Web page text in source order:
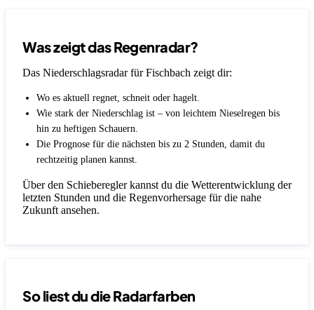
Was zeigt das Regenradar?
Das Niederschlagsradar für Fischbach zeigt dir:
Wo es aktuell regnet, schneit oder hagelt.
Wie stark der Niederschlag ist – von leichtem Nieselregen bis
hin zu heftigen Schauern.
Die Prognose für die nächsten bis zu 2 Stunden, damit du
rechtzeitig planen kannst.
Über den Schieberegler kannst du die Wetterentwicklung der
letzten Stunden und die Regenvorhersage für die nahe
Zukunft ansehen.
So liest du die Radarfarben